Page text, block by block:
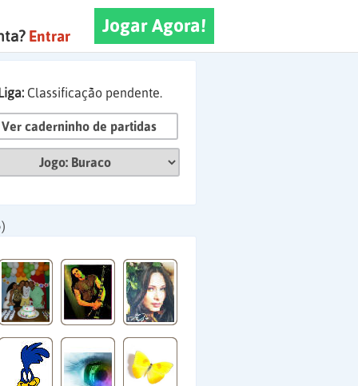
Jogar Agora!
Entrar
Classificação pendente.
Ver caderninho de partidas